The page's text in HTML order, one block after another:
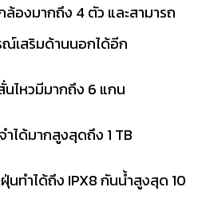
ล้องมากถึง 4 ตัว และสามารถ
เสริมด้านนอกได้อีก
ไหวมีมากถึง 6 แกน
ำได้มากสูงสุดถึง 1 TB
นทำได้ถึง IPX8 กันน้ำสูงสุด 10